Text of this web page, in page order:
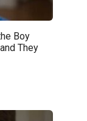
Boy
They